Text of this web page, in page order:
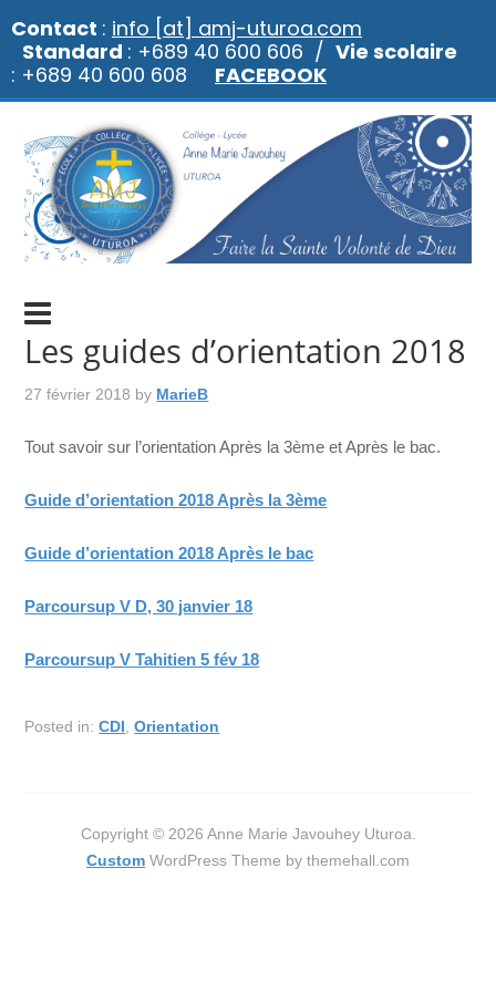
Les guides d’orientation 2018
27 février 2018 by MarieB
Tout savoir sur l’orientation Après la 3ème et Après le bac.
Guide d’orientation 2018 Après la 3ème
Guide d’orientation 2018 Après le bac
Parcoursup V D, 30 janvier 18
Parcoursup V Tahitien 5 fév 18
Posted in:CDI ,Orientation
Copyright © 2026 Anne Marie Javouhey Uturoa.
Custom WordPress Theme by themehall.com
Contact : info [at] amj-uturoa.com
Standard : +689 40 600 606 / Vie scolaire
: +689 40 600 608 FACEBOOK